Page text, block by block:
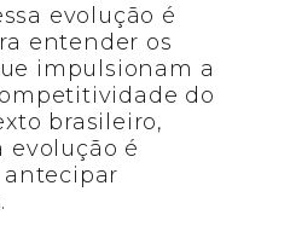
evolução é
entender os
impulsionam a
do
brasileiro,
evolução é
antecipar